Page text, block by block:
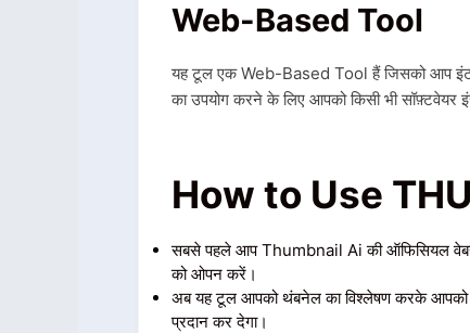
Web-Based Tool
यह टूल एक Web-Based Tool हैं जिसको आप
का उपयोग करने के लिए आपको किसी भी सॉफ़्टवेयर
How to Use
सबसे पहले आप Thumbnail Ai की ऑफिसियल
को ओपन करें।
अब यह टूल आपको थंबनेल का विश्लेषण करके आपको
प्रदान कर देगा।